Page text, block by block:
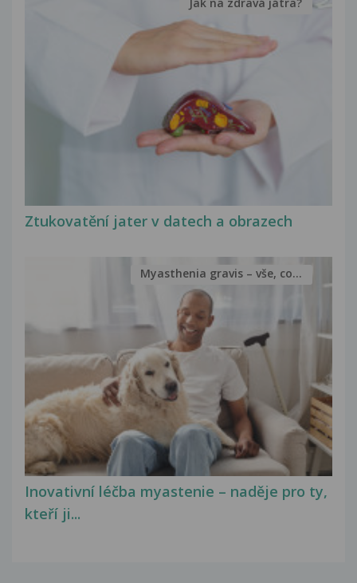
Ztukovatění jater v datech a obrazech
Jak na zdravá játra?
Inovativní léčba myastenie – naděje pro ty,
kteří ji...
Myasthenia gravis – vše, co...